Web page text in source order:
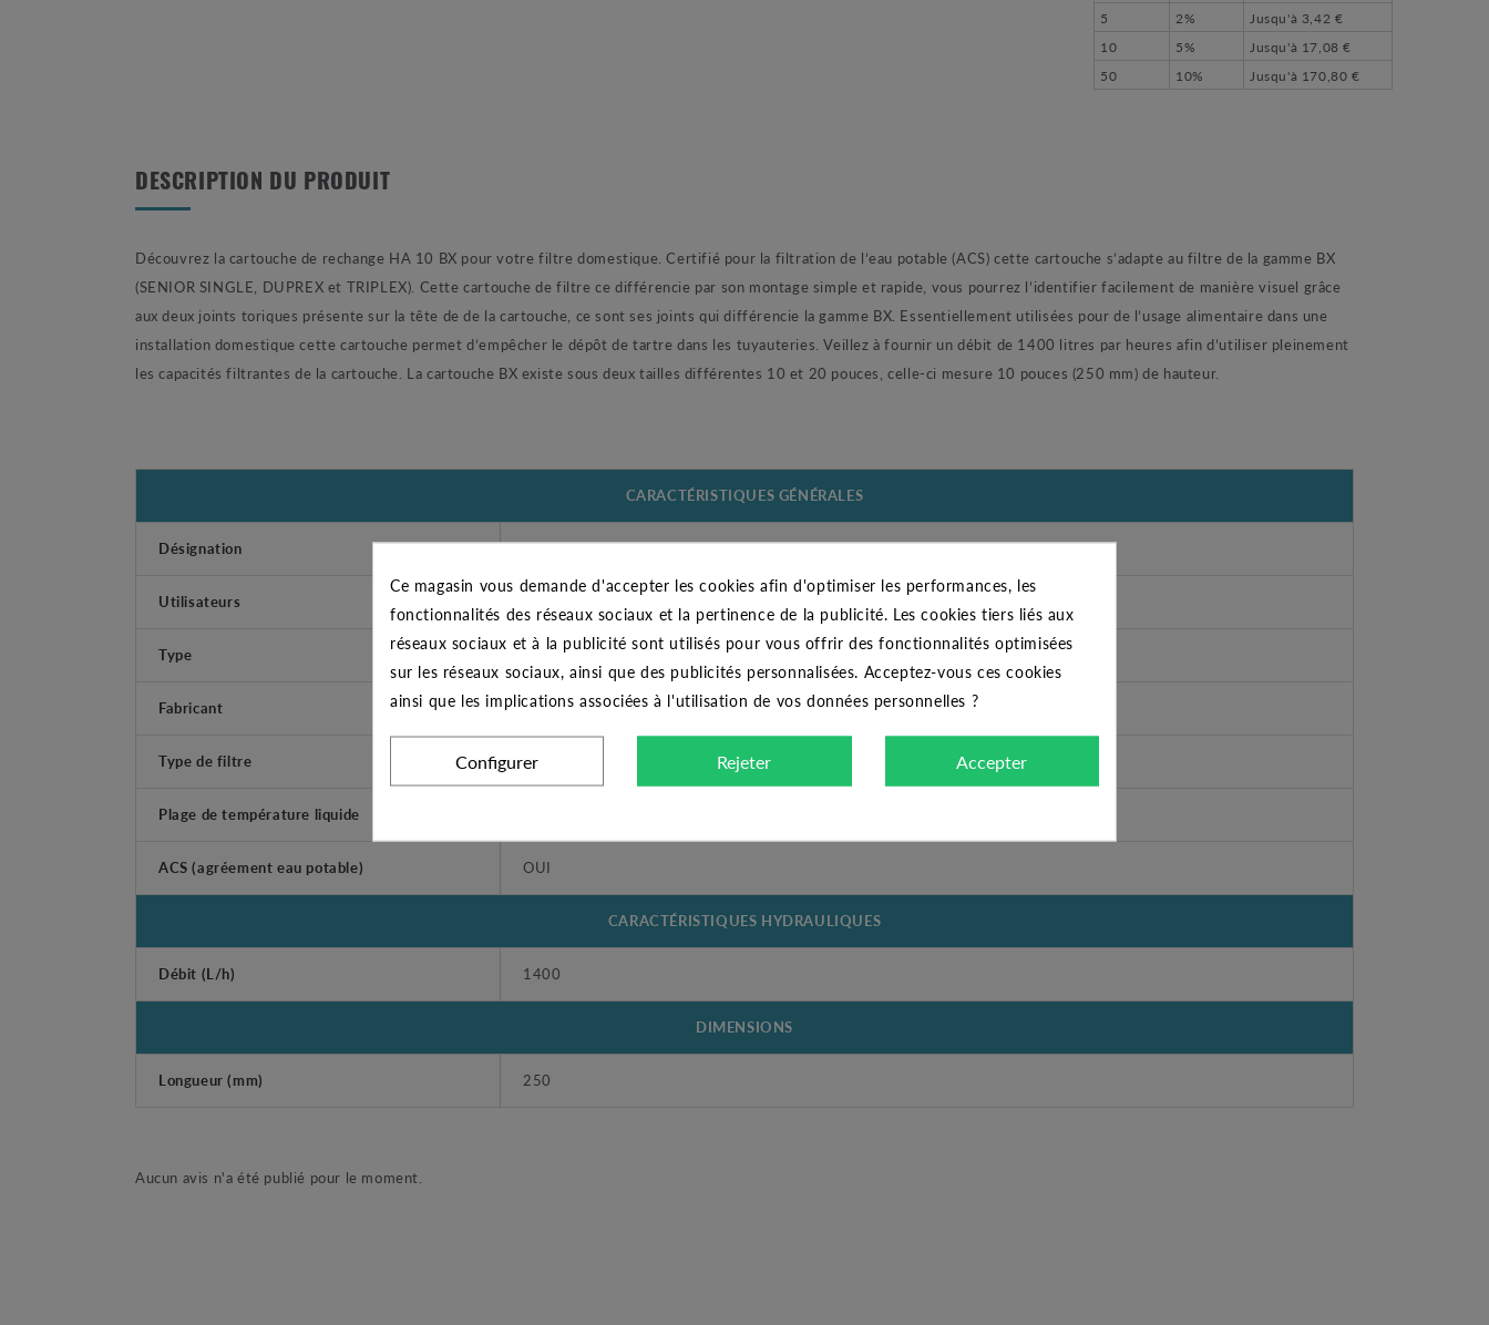
5
2% Jusqu'à 3,42 €
10
5% Jusqu'à 17,08 €
50
10% Jusqu'à 170,80 €
DESCRIPTION DU PRODUIT
Découvrez la cartouche de rechange HA 10 BX pour votre filtre domestique. Certifié pour la filtration de l’eau potable (ACS) cette cartouche s’adapte au filtre de la gamme BX
(SENIOR SINGLE, DUPREX et TRIPLEX). Cette cartouche de filtre ce différencie par son montage simple et rapide, vous pourrez l’identifier facilement de manière visuel grâce
aux deux joints toriques présente sur la tête de de la cartouche, ce sont ses joints qui différencie la gamme BX. Essentiellement utilisées pour de l’usage alimentaire dans une
installation domestique cette cartouche permet d’empêcher le dépôt de tartre dans les tuyauteries. Veillez à fournir un débit de 1400 litres par heures afin d’utiliser pleinement
les capacités filtrantes de la cartouche. La cartouche BX existe sous deux tailles différentes 10 et 20 pouces, celle-ci mesure 10 pouces (250 mm) de hauteur.
CARACTÉRISTIQUES GÉNÉRALES
Désignation Cartouche seule HA 10 BX- Cartouche de rechange
Utilisateurs
Type Cartouche pour filtre BX
Fabricant ATLAS
Type de filtre Filtre à cartouche
Plage de température liquide
ACS (agréement eau potable) OUI
CARACTÉRISTIQUES HYDRAULIQUES
Débit (L/h) 1400
DIMENSIONS
Longueur (mm) 250
Aucun avis n'a été publié pour le moment.
Ce magasin vous demande d'accepter les cookies afin d'optimiser les performances, les
fonctionnalités des réseaux sociaux et la pertinence de la publicité. Les cookies tiers liés aux
réseaux sociaux et à la publicité sont utilisés pour vous offrir des fonctionnalités optimisées
sur les réseaux sociaux, ainsi que des publicités personnalisées. Acceptez-vous ces cookies
ainsi que les implications associées à l'utilisation de vos données personnelles ?
Configurer Rejeter Accepter